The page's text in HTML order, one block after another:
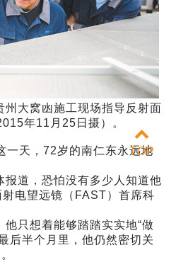
大窝凼施工现场指导反射面
年11月25日摄）。
一天，72岁的南仁东永远地
道，恐怕没有多少人知道他
电望远镜（FAST）首席科
只想着能够踏踏实实地“做
后半个月里，他仍然密切关
TOP